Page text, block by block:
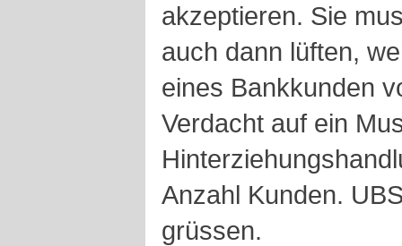
akzeptieren. Sie
auch dann lüften,
eines Bankkunden
Verdacht auf ein
Anzahl Kunden.
grüssen.